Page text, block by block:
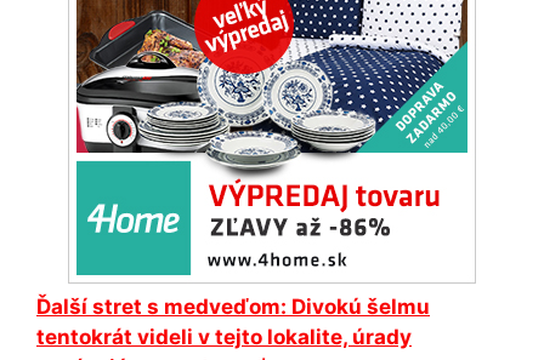
Ďalší stret s medveďom: Divokú šelmu
tentokrát videli v tejto lokalite, úrady